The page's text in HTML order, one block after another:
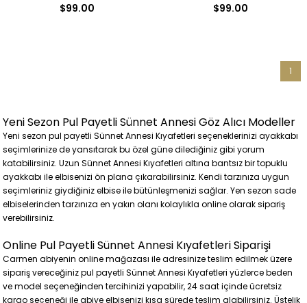
$99.00 $99.00
1
Yeni Sezon Pul Payetli Sünnet Annesi Göz Alıcı Modeller
Yeni sezon pul payetli Sünnet Annesi Kıyafetleri seçeneklerinizi ayakkabı
seçimlerinize de yansıtarak bu özel güne dilediğiniz gibi yorum
katabilirsiniz. Uzun Sünnet Annesi Kıyafetleri altına bantsız bir topuklu
ayakkabı ile elbisenizi ön plana çıkarabilirsiniz. Kendi tarzınıza uygun
seçimleriniz giydiğiniz elbise ile bütünleşmenizi sağlar. Yen sezon sade
elbiselerinden tarzınıza en yakın olanı kolaylıkla online olarak sipariş
verebilirsiniz.
Online Pul Payetli Sünnet Annesi Kıyafetleri Siparişi
Carmen abiyenin online mağazası ile adresinize teslim edilmek üzere
sipariş vereceğiniz pul payetli Sünnet Annesi Kıyafetleri yüzlerce beden
ve model seçeneğinden tercihinizi yapabilir, 24 saat içinde ücretsiz
kargo seçeneği ile abiye elbisenizi kısa sürede teslim alabilirsiniz. Üstelik